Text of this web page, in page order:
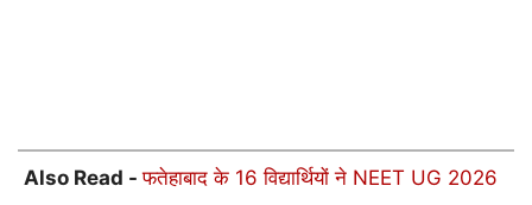
Also Read -फतेहाबाद के 16 विद्यार्थियों ने NEET UG 2026